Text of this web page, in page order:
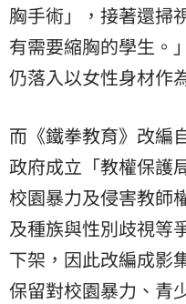
胸手術」，接著還掃
有需要縮胸的學生。
仍落入以女性身材作
而《鐵拳教育》改編
政府成立「教權保護
校園暴力及侵害教師
及種族與性別歧視等
下架，因此改編成影
保留對校園暴力、青